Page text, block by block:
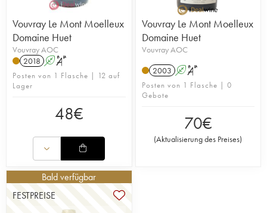
Vouvray Le Mont Moelleux
Domaine Huet
Vouvray AOC
2018 A S
Posten von 1 Flasche | 12 auf
Lager
48€
Vouvray Le Mont Moelleux
Domaine Huet
Vouvray AOC
2003 A S
Posten von 1 Flasche | 0
Gebote
70€
(Aktualisierung des Preises)
Bald verfügbar
FESTPREISE